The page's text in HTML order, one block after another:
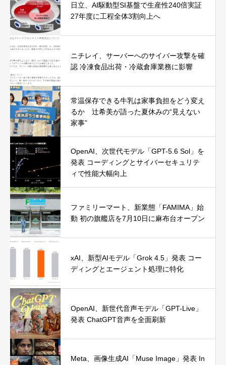
日立、AI駆動型SI基盤で生産性240倍実証
27年度に工程全体3割向上へ
ニチレイ、サーバーへのサイバー攻撃を確
認 冷凍食品出荷・冷蔵倉庫業務に影響
常温保存できる牛乳は家事負担をどう変え
るか 辻希美が語った夏休みの“見えない
家事”
OpenAI、次世代モデル「GPT-5.6 Sol」を
発表 コーディングとサイバーセキュリテ
ィで性能大幅向上
ファミリーマート、新業態「FAMIMA」始
動 初の旗艦店を7月10日に麻布台オープン
xAI、新型AIモデル「Grok 4.5」発表 コー
ディングとエージェント処理に特化
OpenAI、新世代音声モデル「GPT-Live」
発表 ChatGPT音声を全面刷新
Meta、画像生成AI「Muse Image」発表 In